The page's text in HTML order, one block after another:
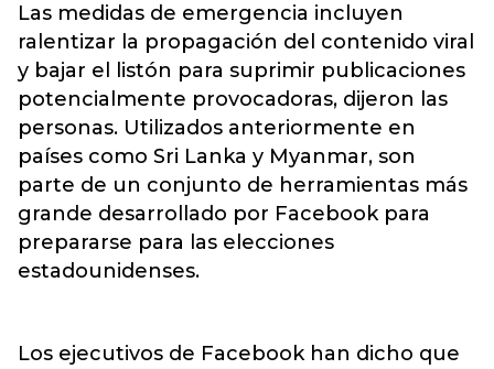
Las medidas de emergencia incluyen
ralentizar la propagación del contenido viral
y bajar el listón para suprimir publicaciones
potencialmente provocadoras, dijeron las
personas. Utilizados anteriormente en
países como Sri Lanka y Myanmar, son
parte de un conjunto de herramientas más
grande desarrollado por Facebook para
prepararse para las elecciones
estadounidenses.
Los ejecutivos de Facebook han dicho que